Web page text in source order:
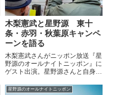
木梨憲武と星野源 東十
条・赤羽・秋葉原キャンペ
ーンを語る
木梨憲武さんがニッポン放送『星
野源のオールナイトニッポン』に
ゲスト出演。星野源さんと自身の
で行ったキャンペーンについて話
星野源のオールナイトニッポン